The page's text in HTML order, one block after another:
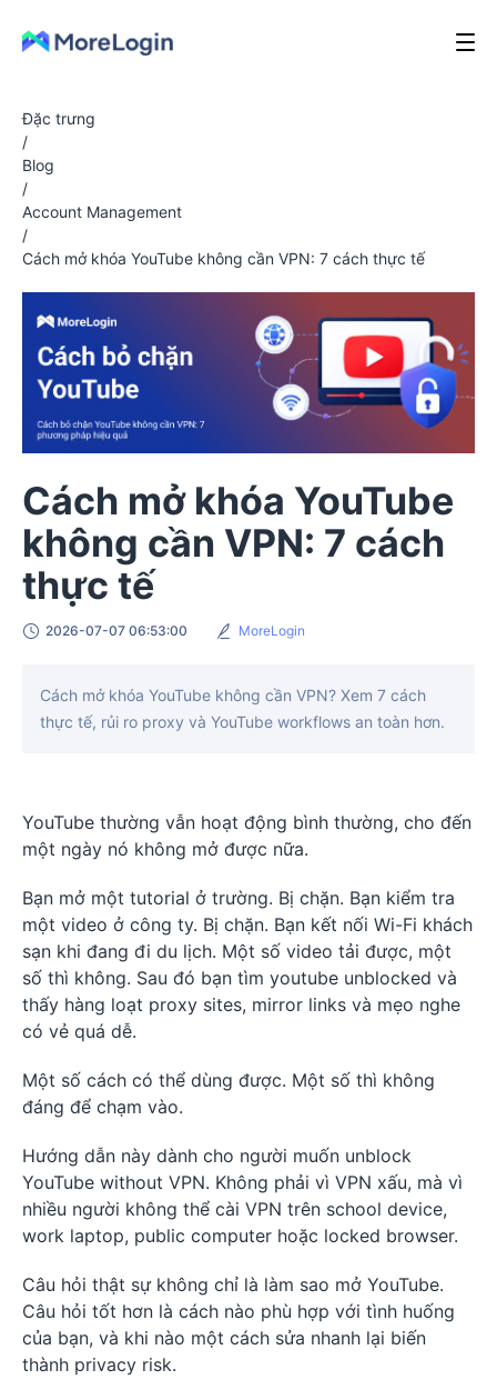
Đặc trưng
/
Blog
/
Account Management
/
Cách mở khóa YouTube không cần VPN: 7 cách thực tế
Cách mở khóa YouTube
không cần VPN: 7 cách
thực tế
2026-07-07 06:53:00 MoreLogin
Cách mở khóa YouTube không cần VPN? Xem 7 cách
thực tế, rủi ro proxy và YouTube workflows an toàn hơn.
YouTube thường vẫn hoạt động bình thường, cho đến
một ngày nó không mở được nữa.
Bạn mở một tutorial ở trường. Bị chặn. Bạn kiểm tra
một video ở công ty. Bị chặn. Bạn kết nối Wi-Fi khách
sạn khi đang đi du lịch. Một số video tải được, một
số thì không. Sau đó bạn tìm youtube unblocked và
thấy hàng loạt proxy sites, mirror links và mẹo nghe
có vẻ quá dễ.
Một số cách có thể dùng được. Một số thì không
đáng để chạm vào.
Hướng dẫn này dành cho người muốn unblock
YouTube without VPN. Không phải vì VPN xấu, mà vì
nhiều người không thể cài VPN trên school device,
work laptop, public computer hoặc locked browser.
Câu hỏi thật sự không chỉ là làm sao mở YouTube.
Câu hỏi tốt hơn là cách nào phù hợp với tình huống
của bạn, và khi nào một cách sửa nhanh lại biến
thành privacy risk.